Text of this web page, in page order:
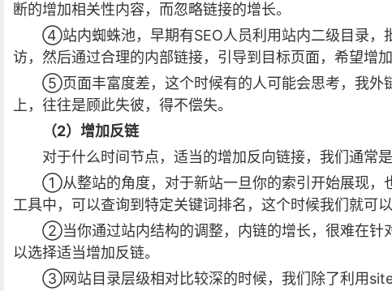
断的增加相关性内容，而忽略链接的增长。
④站内蜘蛛池，早期有SEO人员利用站内二级目录，
访，然后通过合理的内部链接，引导到目标页面，希望增加
⑤页面丰富度差，这个时候有的人可能会思考，我外
上，往往是顾此失彼，得不偿失。
（2）增加反链
对于什么时间节点，适当的增加反向链接，我们通常是
①从整站的角度，对于新站一旦你的索引开始展现，
工具中，可以查询到特定关键词排名，这个时候我们就可以
②当你通过站内结构的调整，内链的增长，很难在针
以选择适当增加反链。
③网站目录层级相对比较深的时候，我们除了利用